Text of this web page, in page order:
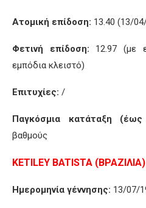
Ατομική επίδοση: 13.40 (13/
Φετινή επίδοση: 12.97 (με
εμπόδια κλειστό)
Επιτυχίες: /
Παγκόσμια κατάταξη
βαθμούς
KETILEY BATISTA (ΒΡΑΖΙΛΙΑ)
Ημερομηνία γέννησης: 13/07/